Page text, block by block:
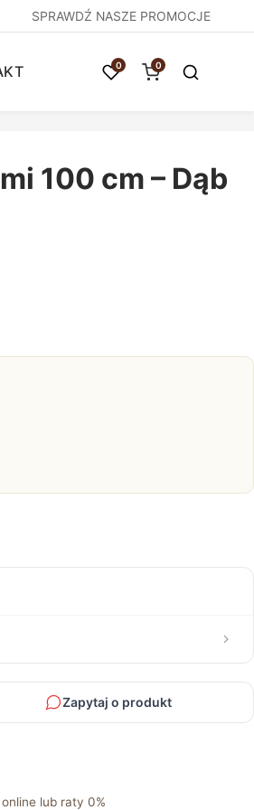
SPRAWDŹ NASZE PROMOCJE
0 0
100 cm – Dąb
Zapytaj o produkt
online lub raty 0%